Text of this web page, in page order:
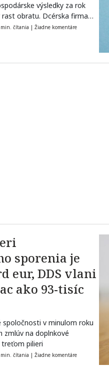
výsledky za rok
obratu. Dcérska firma
čítania | Žiadne komentáre
sporenia je
eur, DDS vlani
ako 93-tisíc
spoločnosti v minulom roku
zmlúv na doplnkové
pilieri
čítania | Žiadne komentáre